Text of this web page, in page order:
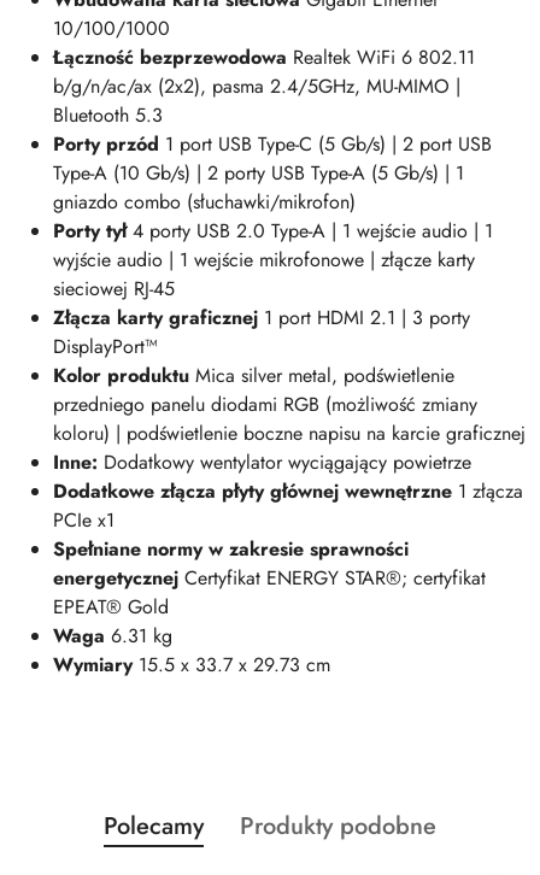
10/100/1000
Łączność bezprzewodowa Realtek WiFi 6 802.11
b/g/n/ac/ax (2x2), pasma 2.4/5GHz, MU-MIMO |
Bluetooth 5.3
Porty przód 1 port USB Type-C (5 Gb/s) | 2 port USB
Type-A (10 Gb/s) | 2 porty USB Type-A (5 Gb/s) | 1
gniazdo combo (słuchawki/mikrofon)
Porty tył4 porty USB 2.0 Type-A | 1 wejście audio | 1
wyjście audio | 1 wejście mikrofonowe | złącze karty
sieciowej RJ-45
Złącza karty graficznej 1 port HDMI 2.1 | 3 porty
DisplayPort™
Kolor produktu Mica silver metal, podświetlenie
przedniego panelu diodami RGB (możliwość zmiany
koloru) | podświetlenie boczne napisu na karcie graficznej
Inne: Dodatkowy wentylator wyciągający powietrze
Dodatkowe złącza płyty głównej wewnętrzne 1 złącza
PCIe x1
Spełniane normy w zakresie sprawności
energetycznej Certyfikat ENERGY STAR®; certyfikat
EPEAT® Gold
Waga 6.31 kg
Wymiary15.5 x 33.7 x 29.73 cm
Pomiń karuzelę produktów
Produkty
o
Polecamy
Produkty
Produkty podobne